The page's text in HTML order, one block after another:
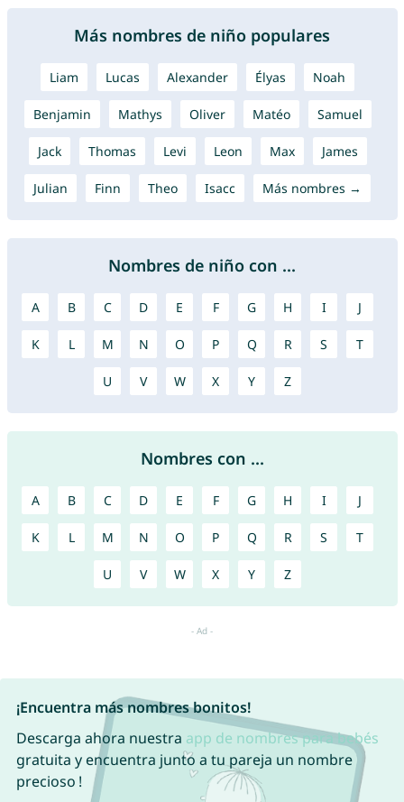
Más nombres de niño populares
Liam Lucas Alexander Élyas Noah
Benjamin Mathys Oliver Matéo Samuel
Jack Thomas Levi Leon Max James
Julian Finn Theo Isacc Más nombres →
Nombres de niño con ...
A B C D E F G H I J
K L M N O P Q R S T
U V W X Y Z
Nombres con ...
A B C D E F G H I J
K L M N O P Q R S T
U V W X Y Z
¡Encuentra más nombres bonitos!
Descarga ahora nuestra app de nombres para bebés
gratuita y encuentra junto a tu pareja un nombre
precioso !